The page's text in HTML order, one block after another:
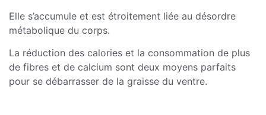
Elle s’accumule et est étroitement liée au désordre
métabolique du corps.
La réduction des calories et la consommation de plus
de fibres et de calcium sont deux moyens parfaits
pour se débarrasser de la graisse du ventre.